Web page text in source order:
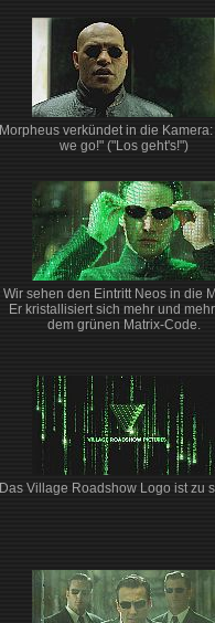
Morpheus verkündet in die
we go!" ("Los geht's!")
Wir sehen den Eintritt Neos in die
Er kristallisiert sich mehr und
dem grünen Matrix-Code.
Das Village Roadshow Logo ist zu